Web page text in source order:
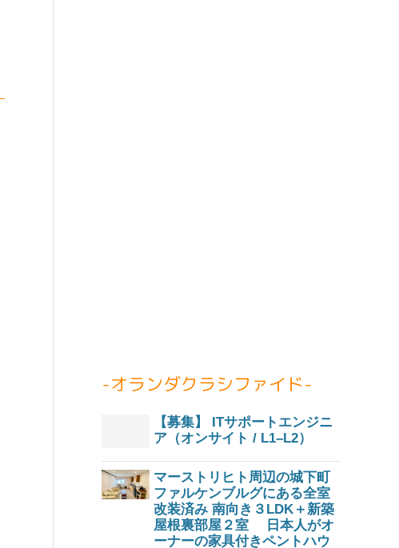
-オランダクラシファイド-
【募集】 ITサポートエンジニ
ア（オンサイト / L1–L2）
マーストリヒト周辺の城下町
ファルケンブルグにある全室
改装済み 南向き３LDK＋新築
屋根裏部屋２室 日本人がオ
ーナーの家具付きペントハウ